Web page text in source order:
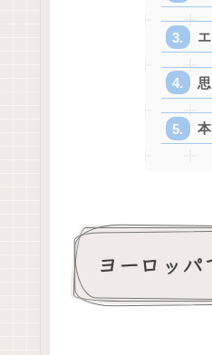
ヨーロッ